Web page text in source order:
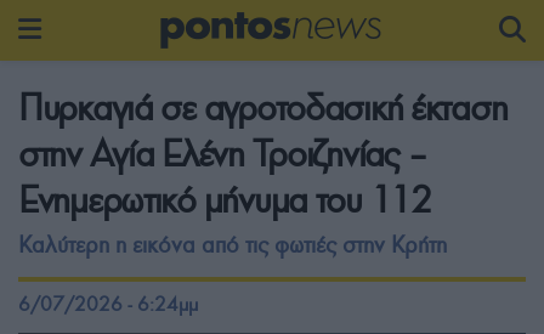
Πυρκαγιά σε αγροτοδασική έκταση
στην Αγία Ελένη Τροιζηνίας –
Ενημερωτικό μήνυμα του 112
Καλύτερη η εικόνα από τις φωτιές στην Κρήτη
6/07/2026 - 6:24μμ